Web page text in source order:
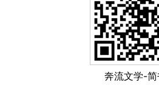
奔流文学-简